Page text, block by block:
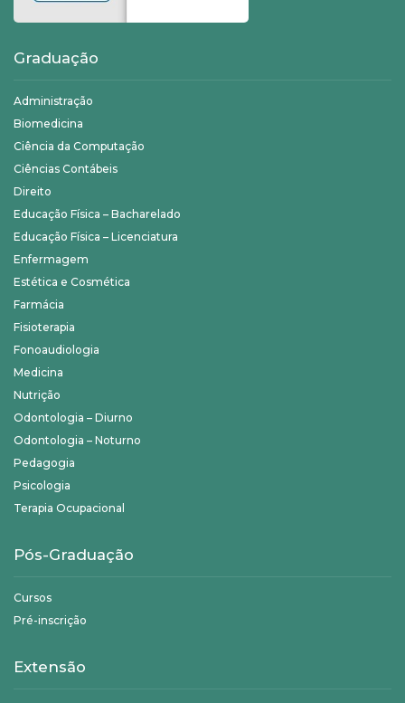
Graduação
Administração
Biomedicina
Ciência da Computação
Ciências Contábeis
Direito
Educação Física – Bacharelado
Educação Física – Licenciatura
Enfermagem
Estética e Cosmética
Farmácia
Fisioterapia
Fonoaudiologia
Medicina
Nutrição
Odontologia – Diurno
Odontologia – Noturno
Pedagogia
Psicologia
Terapia Ocupacional
Pós-Graduação
Cursos
Pré-inscrição
Extensão